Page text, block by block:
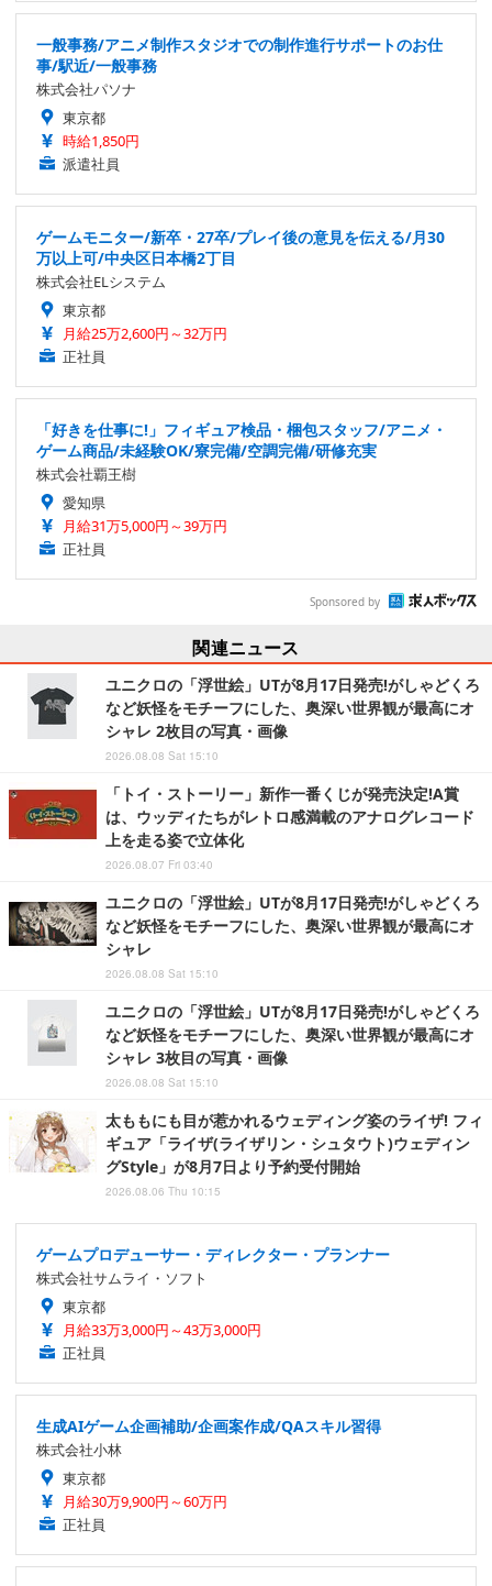
一般事務/アニメ制作スタジオでの制作進行サポートのお仕
事/駅近/一般事務
株式会社パソナ
東京都
時給1,850円
派遣社員
ゲームモニター/新卒・27卒/プレイ後の意見を伝える/月30
万以上可/中央区日本橋2丁目
株式会社ELシステム
東京都
月給25万2,600円～32万円
正社員
「好きを仕事に!」フィギュア検品・梱包スタッフ/アニメ・
ゲーム商品/未経験OK/寮完備/空調完備/研修充実
株式会社覇王樹
愛知県
月給31万5,000円～39万円
正社員
Sponsored by
関連ニュース
ユニクロの「浮世絵」UTが8月17日発売!がしゃどくろ
など妖怪をモチーフにした、奥深い世界観が最高にオ
シャレ 2枚目の写真・画像
2026.08.08 Sat 15:10
「トイ・ストーリー」新作一番くじが発売決定!A賞
は、ウッディたちがレトロ感満載のアナログレコード
上を走る姿で立体化
2026.08.07 Fri 03:40
ユニクロの「浮世絵」UTが8月17日発売!がしゃどくろ
など妖怪をモチーフにした、奥深い世界観が最高にオ
シャレ
2026.08.08 Sat 15:10
ユニクロの「浮世絵」UTが8月17日発売!がしゃどくろ
など妖怪をモチーフにした、奥深い世界観が最高にオ
シャレ 3枚目の写真・画像
2026.08.08 Sat 15:10
太ももにも目が惹かれるウェディング姿のライザ! フィ
ギュア「ライザ(ライザリン・シュタウト)ウェディン
グStyle」が8月7日より予約受付開始
2026.08.06 Thu 10:15
ゲームプロデューサー・ディレクター・プランナー
株式会社サムライ・ソフト
東京都
月給33万3,000円～43万3,000円
正社員
生成AIゲーム企画補助/企画案作成/QAスキル習得
株式会社小林
東京都
月給30万9,900円～60万円
正社員